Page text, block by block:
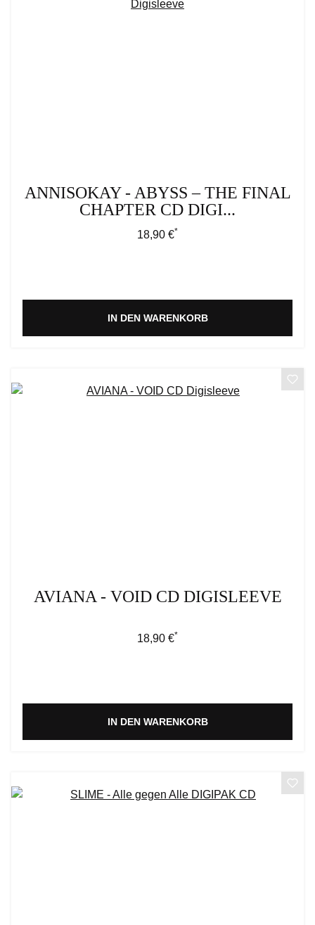
ANNISOKAY - ABYSS – THE FINAL
CHAPTER CD DIGI...
Regulärer Preis:
18,90 €*
IN DEN WARENKORB
AVIANA - VOID CD DIGISLEEVE
Regulärer Preis:
18,90 €*
IN DEN WARENKORB